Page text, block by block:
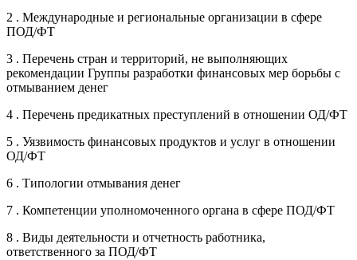
2 . Международные и региональные организации в сфере
ПОД/ФТ
3 . Перечень стран и территорий, не выполняющих
рекомендации Группы разработки финансовых мер борьбы с
отмыванием денег
4 . Перечень предикатных преступлений в отношении ОД/ФТ
5 . Уязвимость финансовых продуктов и услуг в отношении
ОД/ФТ
6 . Типологии отмывания денег
7 . Компетенции уполномоченного органа в сфере ПОД/ФТ
8 . Виды деятельности и отчетность работника,
ответственного за ПОД/ФТ